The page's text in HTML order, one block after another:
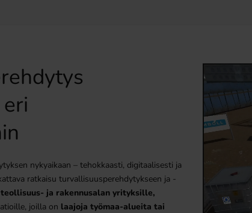
nykyaikaan – tehokkaasti, digitaalisesti ja
ratkaisu turvallisuusperehdytykseen ja -
teollisuus- ja rakennusalan yrityksille,
joilla on laajoja työmaa-alueita tai
Player